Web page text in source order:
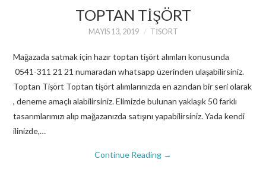
TOPTAN TIŞÖRT
MAYIS 13, 2019 TISORT
Mağazada satmak için hazır toptan tişört alımları konusunda
0541-311 21 21 numaradan whatsapp üzerinden ulaşabilirsiniz.
Toptan Tişört Toptan tişört alımlarınızda en azından bir seri olarak
, deneme amaçlı alabilirsiniz. Elimizde bulunan yaklaşık 50 farklı
tasarımlarımızı alıp mağazanızda satışını yapabilirsiniz. Yada kendi
ilinizde,…
Continue Reading →